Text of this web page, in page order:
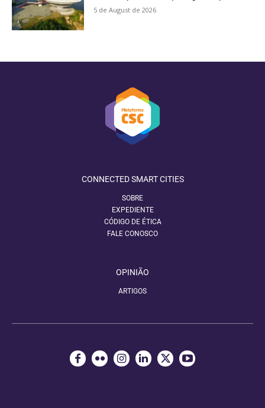
5 de August de 2026
CONNECTED SMART CITIES
SOBRE
EXPEDIENTE
CÓDIGO DE ÉTICA
FALE CONOSCO
OPINIÃO
ARTIGOS